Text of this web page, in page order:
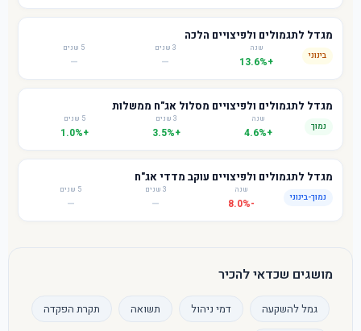
מגדל לתגמולים ולפיצויים הלכה
בינוני
שנה
+13.6%
3 שנים
—
5 שנים
—
מגדל לתגמולים ולפיצויים מסלול אג"ח ממשלות
נמוך
שנה
+4.6%
3 שנים
+3.5%
5 שנים
+1.0%
מגדל לתגמולים ולפיצויים עוקב מדדי אג"ח
נמוך-בינוני
שנה
-8.0%
3 שנים
—
5 שנים
—
מושגים שכדאי להכיר
גמל להשקעה דמי ניהול תשואה תקרת הפקדה